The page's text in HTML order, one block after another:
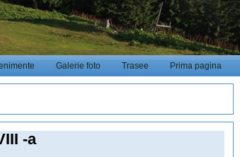
Galerie foto Trasee Prima pagina
-a